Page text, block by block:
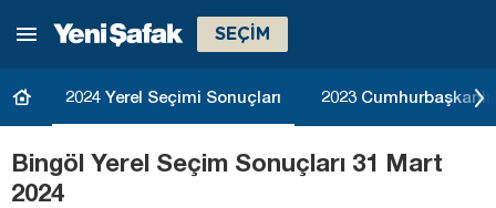
SEÇİM
2024 Yerel Seçimi Sonuçları 2023
Bingöl Yerel Seçim Sonuçları 31 Mart
2024